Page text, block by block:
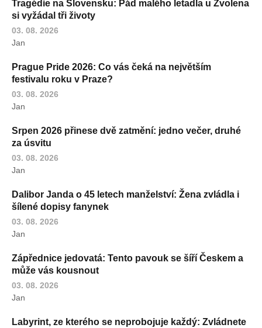
Tragédie na Slovensku: Pád malého letadla u Zvolena
si vyžádal tři životy
03. 08. 2026
Jan
Prague Pride 2026: Co vás čeká na největším
festivalu roku v Praze?
03. 08. 2026
Jan
Srpen 2026 přinese dvě zatmění: jedno večer, druhé
za úsvitu
03. 08. 2026
Jan
Dalibor Janda o 45 letech manželství: Žena zvládla i
šílené dopisy fanynek
03. 08. 2026
Jan
Zápřednice jedovatá: Tento pavouk se šíří Českem a
může vás kousnout
03. 08. 2026
Jan
Labyrint, ze kterého se neprobojuje každý: Zvládnete